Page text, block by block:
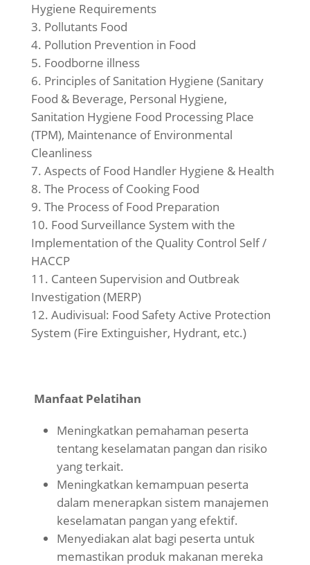
Hygiene Requirements
Pollutants Food
Pollution Prevention in Food
Foodborne illness
Principles of Sanitation Hygiene (Sanitary
Food & Beverage, Personal Hygiene,
Sanitation Hygiene Food Processing Place
(TPM), Maintenance of Environmental
Cleanliness
Aspects of Food Handler Hygiene & Health
The Process of Cooking Food
The Process of Food Preparation
Food Surveillance System with the
Implementation of the Quality Control Self /
HACCP
Canteen Supervision and Outbreak
Investigation (MERP)
Audivisual: Food Safety Active Protection
System (Fire Extinguisher, Hydrant, etc.)
Manfaat Pelatihan
Meningkatkan pemahaman peserta
tentang keselamatan pangan dan risiko
yang terkait.
Meningkatkan kemampuan peserta
dalam menerapkan sistem manajemen
keselamatan pangan yang efektif.
Menyediakan alat bagi peserta untuk
memastikan produk makanan mereka